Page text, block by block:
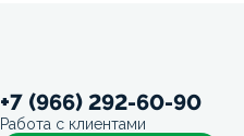
+7 (966) 292-60-90
Работа с клиентами